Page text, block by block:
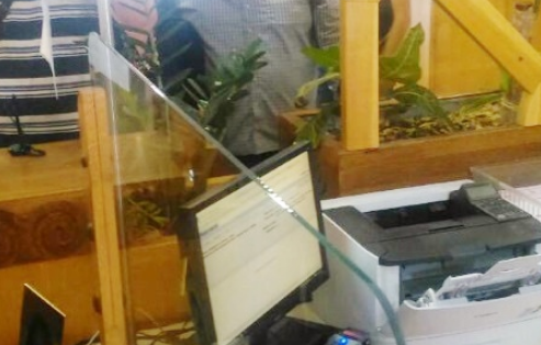
O RADU
MINISTARSTVA
UPRAVLJANJE I
NABAVKE
JAVNIH NABAVKI I IZVEŠTAJI